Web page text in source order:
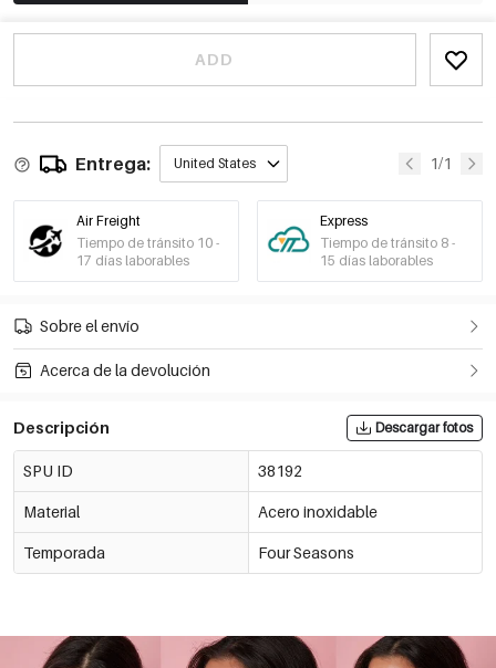
ADD
Entrega: United States 1/1
Air Freight
Tiempo de tránsito 10 -
17 días laborables
Express
Tiempo de tránsito 8 -
15 días laborables
Sobre el envío
Acerca de la devolución
Descripción Descargar fotos
SPU ID 38192
Material Acero inoxidable
Temporada Four Seasons